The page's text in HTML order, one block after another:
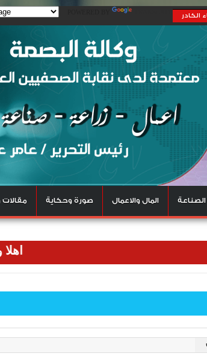
الكادر
الصناعة المال والاعمال صورة وحكاية مقالات
اهلا وسهلا